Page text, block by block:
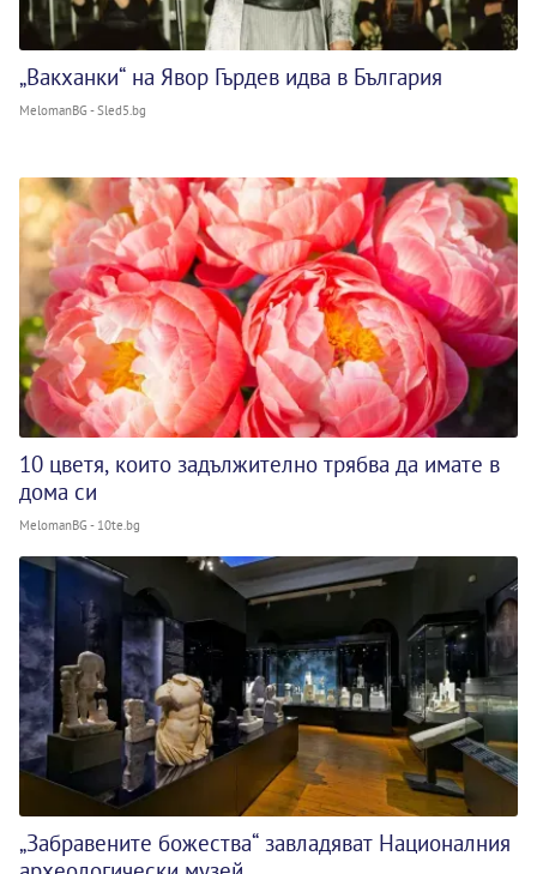
„Вакханки“ на Явор Гърдев идва в България
MelomanBG - Sled5.bg
10 цветя, които задължително трябва да имате в
дома си
MelomanBG - 10te.bg
„Забравените божества“ завладяват Националния